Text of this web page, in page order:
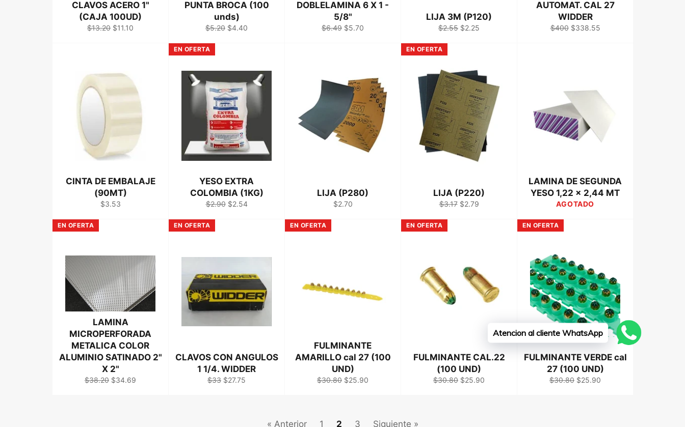
CLAVOS ACERO 1"
(CAJA 100UD)
Precio
$13.20 Precio
$11.10
PUNTA BROCA (100
unds)
Precio
$5.20 Precio
$4.40
DOBLELAMINA 6 X 1 -
5/8"
Precio
$6.49 Precio
$5.70
LIJA 3M (P120)
Precio
$2.55 Precio
$2.25
AUTOMAT. CAL 27
WIDDER
Precio
$400 Precio
$338.55
CINTA DE EMBALAJE
(90MT)
Precio
$3.53
YESO EXTRA
COLOMBIA (1KG)
Precio
$2.90 Precio
$2.54
EN OFERTA
LIJA (P280)
Precio
$2.70
LIJA (P220)
Precio
$3.17 Precio
$2.79
EN OFERTA
LAMINA DE SEGUNDA
YESO 1,22 x 2,44 MT
AGOTADO
LAMINA
MICROPERFORADA
METALICA COLOR
ALUMINIO SATINADO 2"
X 2"
Precio
$38.20 Precio
$34.69
EN OFERTA
CLAVOS CON ANGULOS
1 1/4. WIDDER
Precio
$33 Precio
$27.75
EN OFERTA
FULMINANTE
AMARILLO cal 27 (100
UND)
Precio
$30.80 Precio
$25.90
EN OFERTA
FULMINANTE CAL.22
(100 UND)
Precio
$30.80 Precio
$25.90
EN OFERTA
FULMINANTE VERDE cal
27 (100 UND)
Precio
$30.80 Precio
$25.90
EN OFERTA
« Anterior 1 2 3 Siguiente »
Atencion al cliente WhatsApp